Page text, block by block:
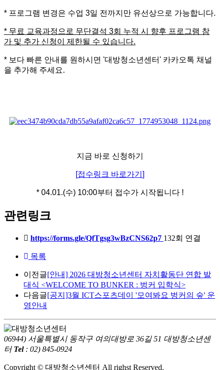
* 프로그램 변경은 수업 3일 전까지만 유선상으로 가능합니다.
* 무료 교육과정으로 무단결석 3회 누적 시 향후 프로그램 참
가 및 추가 신청이 제한될 수 있습니다.
* 보다 빠른 안내를 원하시면 '대방청소년센터' 카카오톡 채널
을 추가해 주세요.
지금 바로 신청하기
[접수링크 바로가기 ]
* 04.01.(수) 10:00부터 접수가 시작됩니다 !
관련링크
https://forms.gle/QfTgsg3wBzCNS62p7 132회 연결
목록
이전글[안내] 2026 대방청소년센터 자치활동단 연합 발
대식 <WELCOME TO BUNKER : 벙커 입학식>
다음글[공지]3월 ICT스포츠데이 '모여봐요 벙커의 숲' 운
영안내
06944) 서울특별시 동작구 여의대방로 36길 51 대방청소년센
터 Tel : 02) 845-0924
Copyright © 대방청소년센터 All righst Reserved.